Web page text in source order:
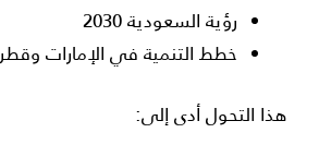
رؤية السعودية 2030
خطط التنمية في الإمارات وقطر
هذا التحول أدى إلى: